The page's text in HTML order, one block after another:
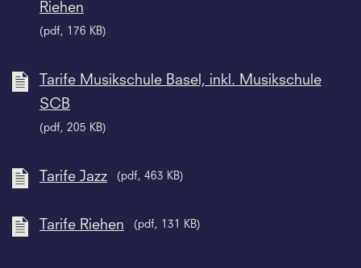
Riehen
(pdf, 176 KB)
Tarife Musikschule Basel, inkl. Musikschule
SCB
(pdf, 205 KB)
Tarife Jazz (pdf, 463 KB)
Tarife Riehen (pdf, 131 KB)